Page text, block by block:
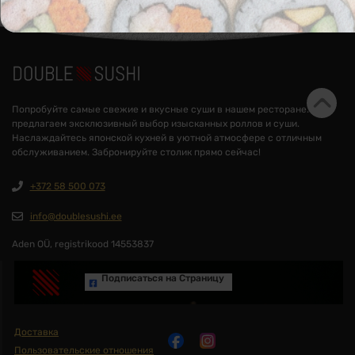
Попробуйте самые свежие и вкусные суши в нашем ресторане. Мы
предлагаем эксклюзивный выбор изысканных роллов и суши.
Наслаждайтесь японской кухней в уютной атмосфере с отличным
обслуживанием. Забронируйте столик прямо сейчас!
+372 58 500 073
info@doublesushi.ee
Aden OÜ, registrikood 14553837
Подписаться на Cтраницу
Доставка
Пользовательские отношения